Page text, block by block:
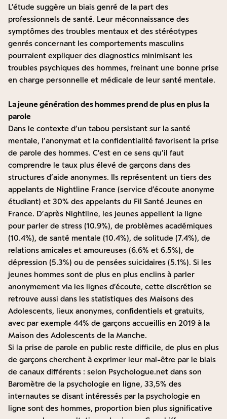
L’étude suggère un biais genré de la part des
professionnels de santé. Leur méconnaissance des
symptômes des troubles mentaux et des stéréotypes
genrés concernant les comportements masculins
pourraient expliquer des diagnostics minimisant les
troubles psychiques des hommes, freinant une bonne prise
en charge personnelle et médicale de leur santé mentale.
La jeune génération des hommes prend de plus en plus la
parole
Dans le contexte d’un tabou persistant sur la santé
mentale, l’anonymat et la confidentialité favorisent la prise
de parole des hommes. C’est en ce sens qu’il faut
comprendre le taux plus élevé de garçons dans des
structures d’aide anonymes. Ils représentent un tiers des
appelants de Nightline France (service d’écoute anonyme
étudiant) et 30% des appelants du Fil Santé Jeunes en
France. D’après Nightline, les jeunes appellent la ligne
pour parler de stress (10.9%), de problèmes académiques
(10.4%), de santé mentale (10.4%), de solitude (7.4%), de
relations amicales et amoureuses (6.6% et 6.5%), de
dépression (5.3%) ou de pensées suicidaires (5.1%). Si les
jeunes hommes sont de plus en plus enclins à parler
anonymement via les lignes d’écoute, cette discrétion se
retrouve aussi dans les statistiques des Maisons des
Adolescents, lieux anonymes, confidentiels et gratuits,
avec par exemple 44% de garçons accueillis en 2019 à la
Maison des Adolescents de la Manche.
Si la prise de parole en public reste difficile, de plus en plus
de garçons cherchent à exprimer leur mal-être par le biais
de canaux différents : selon Psychologue.net dans son
Baromètre de la psychologie en ligne, 33,5% des
internautes se disant intéressés par la psychologie en
ligne sont des hommes, proportion bien plus significative